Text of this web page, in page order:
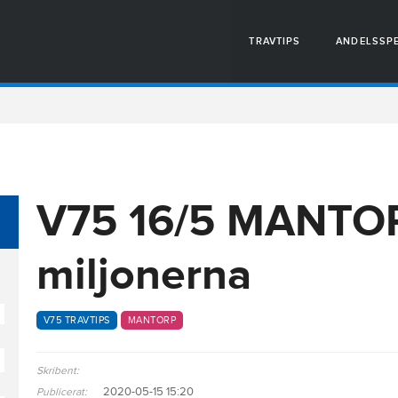
TRAVTIPS
V75 16/5
miljonerna
V75 TRAVTIPS MANTORP
Skribent:
Publicerat:
2020-05-15 15:20